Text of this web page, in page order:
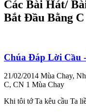
Các Bài Hát/
Bắt Đầu Bằng C
Chúa Đáp Lời Cầu
21/02/2014 Mùa Chay,
C, CN 1 Mùa Chay
Khi tôi tớ Ta kêu cầu Ta